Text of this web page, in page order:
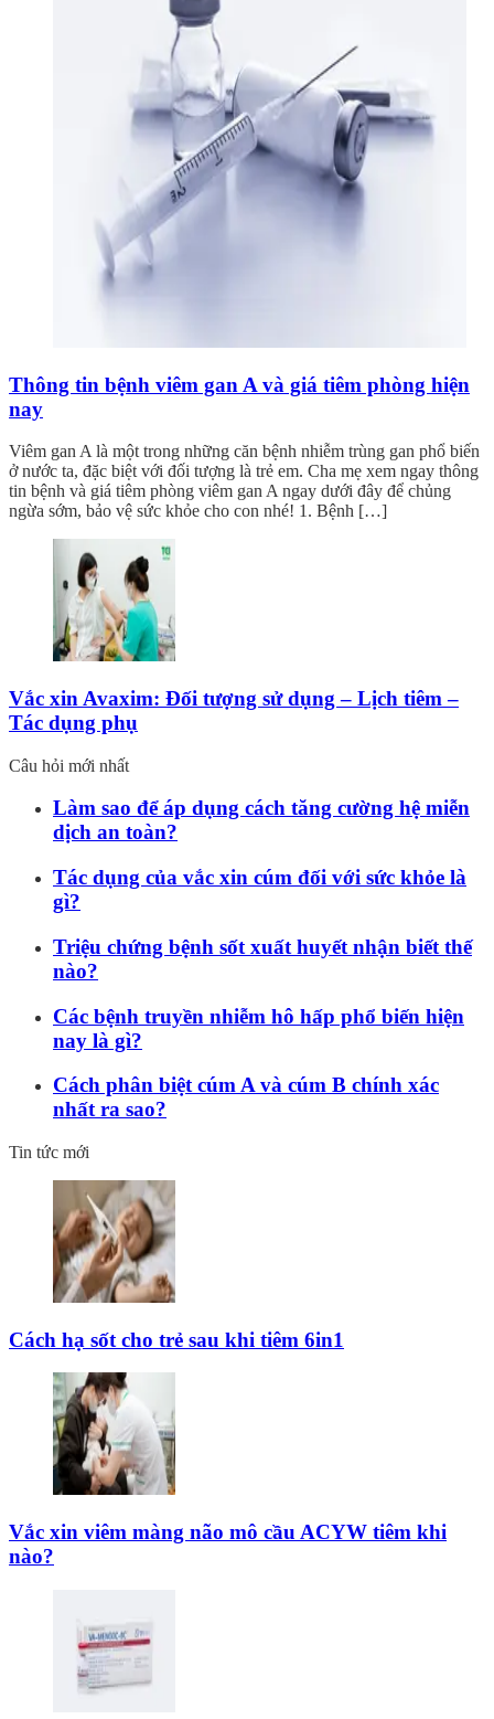
Thông tin bệnh viêm gan A và giá tiêm phòng hiện
nay
Viêm gan A là một trong những căn bệnh nhiễm trùng gan phổ biến
ở nước ta, đặc biệt với đối tượng là trẻ em. Cha mẹ xem ngay thông
tin bệnh và giá tiêm phòng viêm gan A ngay dưới đây để chủng
ngừa sớm, bảo vệ sức khỏe cho con nhé! 1. Bệnh […]
Vắc xin Avaxim: Đối tượng sử dụng – Lịch tiêm –
Tác dụng phụ
Câu hỏi mới nhất
Làm sao để áp dụng cách tăng cường hệ miễn
dịch an toàn?
Tác dụng của vắc xin cúm đối với sức khỏe là
gì?
Triệu chứng bệnh sốt xuất huyết nhận biết thế
nào?
Các bệnh truyền nhiễm hô hấp phổ biến hiện
nay là gì?
Cách phân biệt cúm A và cúm B chính xác
nhất ra sao?
Tin tức mới
Cách hạ sốt cho trẻ sau khi tiêm 6in1
Vắc xin viêm màng não mô cầu ACYW tiêm khi
nào?